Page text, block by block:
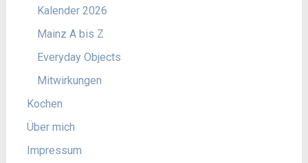
Kalender 2026
Mainz A bis Z
Everyday Objects
Mitwirkungen
Kochen
Über mich
Impressum